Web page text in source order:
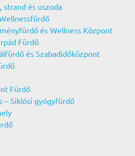
strand és uszoda
és Wellness Központ
Fürdő
és Szabadidőközpont
Fürdő
– Siklósi gyógyfürdő